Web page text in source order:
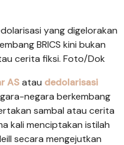
yang digelorakan
BRICS kini bukan
cerita fiksi. Foto/Dok
ASatau dedolarisasi
negara berkembang
sambal atau cerita
kali menciptakan istilah
secara mengejutkan